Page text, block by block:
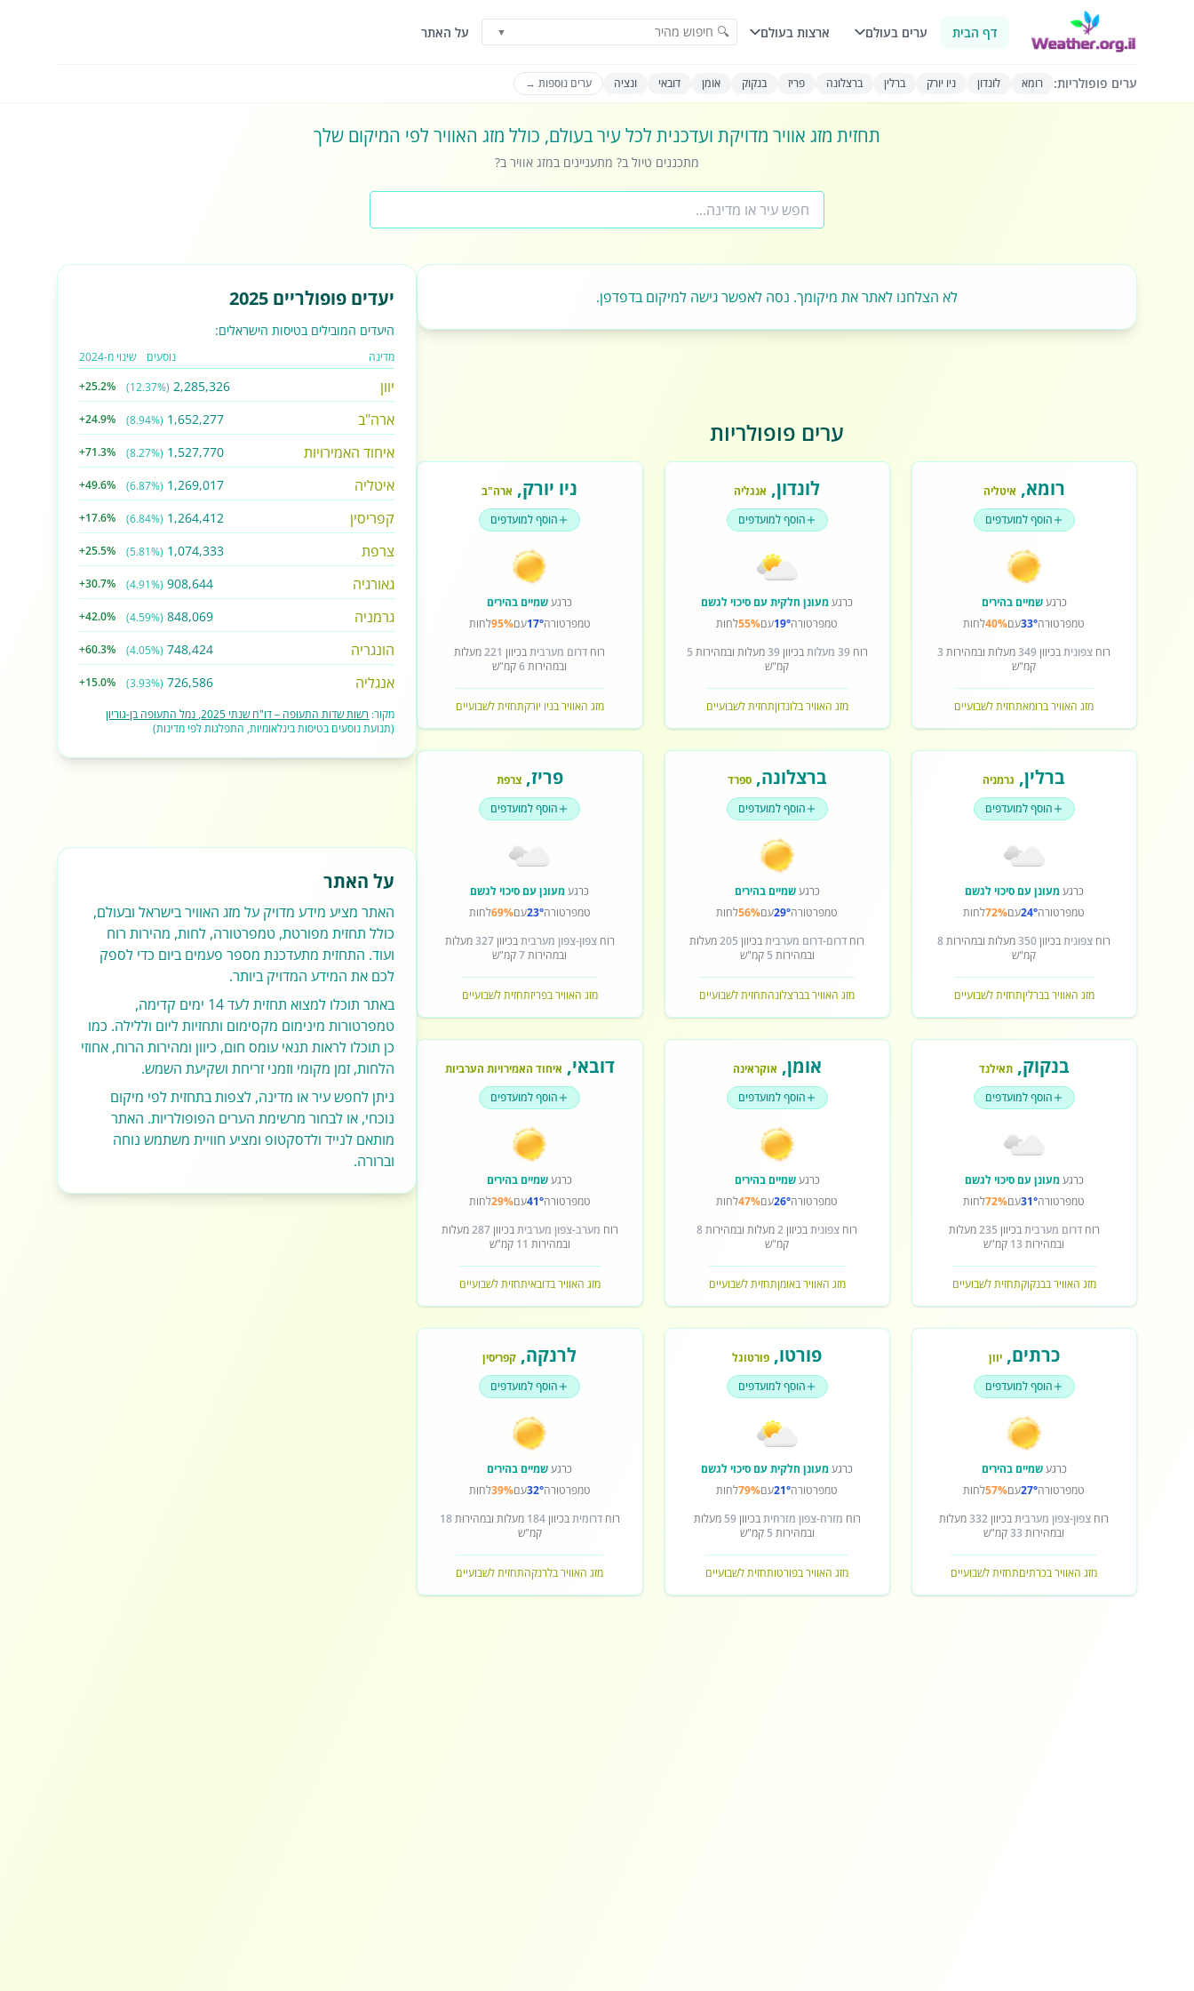
דף הבית ערים בעולם ארצות בעולם 🔍 חיפוש מהיר ▼ על האתר
ערים פופולריות: רומא לונדון ניו יורק ברלין ברצלונה פריז בנקוק אומן דובאי ונציה ערים נוספות →
תחזית מזג אוויר מדויקת ועדכנית לכל עיר בעולם, כולל מזג האוויר לפי המיקום שלך
מתכננים טיול ב? מתעניינים במזג אוויר ב?
לא הצלחנו לאתר את מיקומך. נסה לאפשר גישה למיקום בדפדפן.
ערים פופולריות
רומא, איטליה
הוסף למועדפים
כרגעשמיים בהירים
טמפרטורה33°עם40%לחות
רוח צפוניתבכיוון349מעלות ובמהירות 3
קמ"ש
מזג האוויר ברומאתחזית לשבועיים
לונדון, אנגליה
הוסף למועדפים
כרגעמעונן חלקית עם סיכוי לגשם
טמפרטורה19°עם55%לחות
רוח39 מעלות בכיוון39מעלות ובמהירות 5
קמ"ש
מזג האוויר בלונדוןתחזית לשבועיים
ניו יורק, ארה"ב
הוסף למועדפים
כרגעשמיים בהירים
טמפרטורה17°עם95%לחות
רוח דרום מערביתבכיוון 221מעלות
ובמהירות6קמ"ש
מזג האוויר בניו יורקתחזית לשבועיים
ברלין, גרמניה
הוסף למועדפים
כרגעמעונן עם סיכוי לגשם
טמפרטורה24°עם72%לחות
רוח צפוניתבכיוון350מעלות ובמהירות8
קמ"ש
מזג האוויר בברליןתחזית לשבועיים
ברצלונה,ספרד
הוסף למועדפים
כרגעשמיים בהירים
טמפרטורה29°עם56%לחות
רוח דרום-דרום מערביתבכיוון 205מעלות
ובמהירות 5 קמ"ש
מזג האוויר בברצלונהתחזית לשבועיים
פריז,צרפת
הוסף למועדפים
כרגעמעונן עם סיכוי לגשם
טמפרטורה23°עם69%לחות
רוחצפון-צפון מערביתבכיוון327מעלות
ובמהירות7קמ"ש
מזג האוויר בפריזתחזית לשבועיים
בנקוק,תאילנד
הוסף למועדפים
כרגעמעונן עם סיכוי לגשם
טמפרטורה31°עם72%לחות
רוחדרום מערביתבכיוון 235מעלות
ובמהירות 13 קמ"ש
מזג האוויר בבנקוקתחזית לשבועיים
אומן, אוקראינה
הוסף למועדפים
כרגעשמיים בהירים
טמפרטורה26°עם47%לחות
רוח צפוניתבכיוון2מעלות ובמהירות8
קמ"ש
מזג האוויר באומןתחזית לשבועיים
דובאי, איחוד האמירויות הערביות
הוסף למועדפים
כרגעשמיים בהירים
טמפרטורה41°עם29%לחות
רוח מערב-צפון מערביתבכיוון287מעלות
ובמהירות 11 קמ"ש
מזג האוויר בדובאיתחזית לשבועיים
כרתים,יוון
הוסף למועדפים
כרגעשמיים בהירים
טמפרטורה27°עם57%לחות
רוח צפון-צפון מערביתבכיוון332מעלות
ובמהירות 33קמ"ש
מזג האוויר בכרתיםתחזית לשבועיים
פורטו, פורטוגל
הוסף למועדפים
כרגעמעונן חלקית עם סיכוי לגשם
טמפרטורה21°עם79%לחות
רוח מזרח-צפון מזרחיתבכיוון59 מעלות
ובמהירות 5 קמ"ש
מזג האוויר בפורטותחזית לשבועיים
לרנקה, קפריסין
הוסף למועדפים
כרגעשמיים בהירים
טמפרטורה32°עם39%לחות
רוחדרומיתבכיוון184 מעלות ובמהירות18
קמ"ש
מזג האוויר בלרנקהתחזית לשבועיים
יעדים פופולריים 2025
היעדים המובילים בטיסות הישראלים:
מדינה נוסעים שינוי מ-2024
יוון 2,285,326
(12.37%)
+25.2%
ארה"ב 1,652,277
(8.94%)
+24.9%
איחוד האמירויות 1,527,770
(8.27%)
+71.3%
איטליה 1,269,017
(6.87%)
+49.6%
קפריסין 1,264,412
(6.84%)
+17.6%
צרפת 1,074,333
(5.81%)
+25.5%
גאורגיה 908,644
(4.91%)
+30.7%
גרמניה 848,069
(4.59%)
+42.0%
הונגריה 748,424
(4.05%)
+60.3%
אנגליה 726,586
(3.93%)
+15.0%
מקור: רשות שדות התעופה – דו"ח שנתי 2025, נמל התעופה בן-גוריון
(תנועת נוסעים בטיסות בינלאומיות, התפלגות לפי מדינות)
על האתר
האתר מציע מידע מדויק על מזג האוויר בישראל ובעולם,
כולל תחזית מפורטת, טמפרטורה, לחות, מהירות רוח
ועוד. התחזית מתעדכנת מספר פעמים ביום כדי לספק
לכם את המידע המדויק ביותר.
באתר תוכלו למצוא תחזית לעד 14 ימים קדימה,
טמפרטורות מינימום מקסימום ותחזיות ליום וללילה. כמו
כן תוכלו לראות תנאי עומס חום, כיוון ומהירות הרוח, אחוזי
הלחות, זמן מקומי וזמני זריחת ושקיעת השמש.
ניתן לחפש עיר או מדינה, לצפות בתחזית לפי מיקום
נוכחי, או לבחור מרשימת הערים הפופולריות. האתר
מותאם לנייד ולדסקטופ ומציע חוויית משתמש נוחה
וברורה.